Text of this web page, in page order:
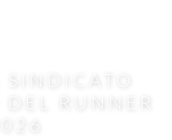
SINDICATO
DEL RUNNER